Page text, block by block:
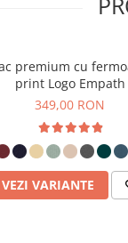
pentru a
două efecte
să se desprindă
structura compactă a
premium cu
print Logo Empath
349,00 RON
VEZI VARIANTE